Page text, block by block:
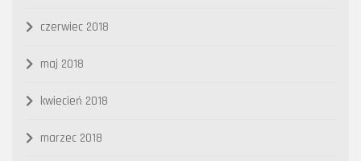
czerwiec 2018
maj 2018
kwiecień 2018
marzec 2018